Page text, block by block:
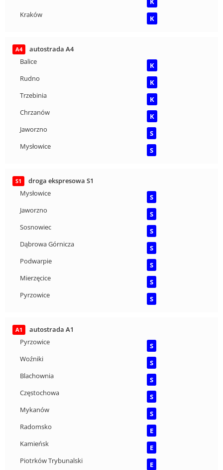
Kraków
K
A4
autostrada A4
Balice
K
Rudno
K
Trzebinia
K
Chrzanów
K
Jaworzno
S
Mysłowice
S
S1
droga ekspresowa S1
Mysłowice
S
Jaworzno
S
Sosnowiec
S
Dąbrowa Górnicza
S
Podwarpie
S
Mierzęcice
S
Pyrzowice
S
A1
autostrada A1
Pyrzowice
S
Woźniki
S
Blachownia
S
Częstochowa
S
Mykanów
S
Radomsko
E
Kamieńsk
E
Piotrków Trybunalski
E